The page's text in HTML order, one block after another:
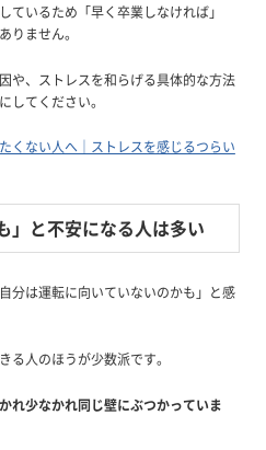
ているため「早く卒業しなければ」
りません。
や、ストレスを和らげる具体的な方法
してください。
くない人へ｜ストレスを感じるつらい
」と不安になる人は多い
分は運転に向いていないのかも」と感
る人のほうが少数派です。
れ少なかれ同じ壁にぶつかっていま